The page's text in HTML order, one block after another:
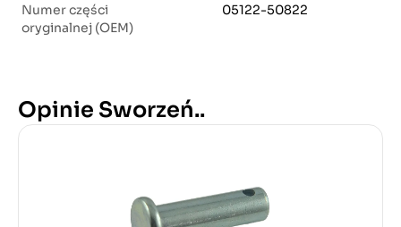
Numer części
oryginalnej (OEM)
05122-50822
Opinie Sworzeń..